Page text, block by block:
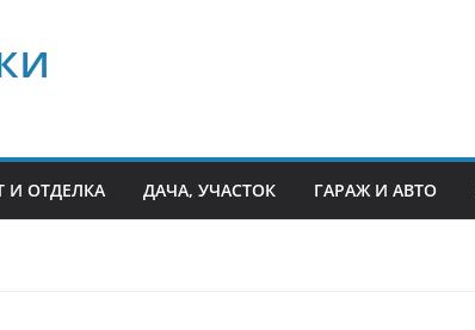
И ОТДЕЛКА ДАЧА, УЧАСТОК ГАРАЖ И АВТО